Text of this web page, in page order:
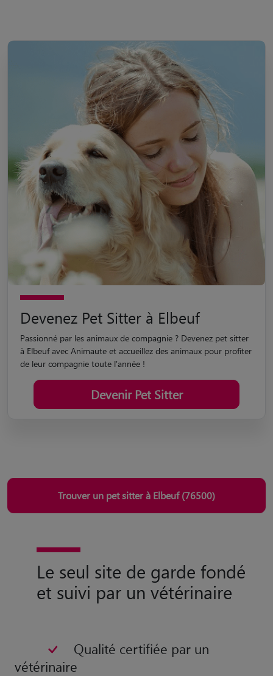
Devenez Pet Sitter à Elbeuf
Passionné par les animaux de compagnie ? Devenez pet sitter
à Elbeuf avec Animaute et accueillez des animaux pour profiter
de leur compagnie toute l'année !
Devenir Pet Sitter
Trouver un pet sitter à Elbeuf (76500)
Le seul site de garde fondé
et suivi par un vétérinaire
Qualité certifiée par un
vétérinaire